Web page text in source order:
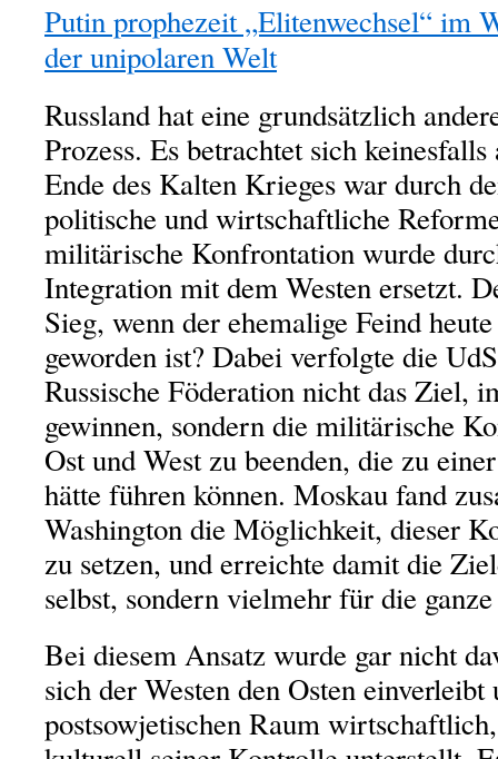
Putin prophezeit „Elitenwechsel“ im
der unipolaren Welt
Russland hat eine grundsätzlich
Prozess. Es betrachtet sich
Ende des Kalten Krieges war durch
politische und wirtschaftliche
militärische Konfrontation wurde
Integration mit dem Westen ersetzt.
Sieg, wenn der ehemalige Feind
geworden ist? Dabei verfolgte die
Russische Föderation nicht das Ziel,
gewinnen, sondern die militärische
Ost und West zu beenden, die zu
hätte führen können. Moskau fand
Washington die Möglichkeit, dieser
zu setzen, und erreichte damit die
selbst, sondern vielmehr für die
Bei diesem Ansatz wurde gar nicht
sich der Westen den Osten einverleibt
postsowjetischen Raum